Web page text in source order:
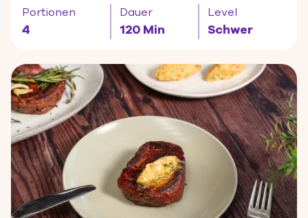
Portionen
4
Dauer
120 Min
Level
Schwer